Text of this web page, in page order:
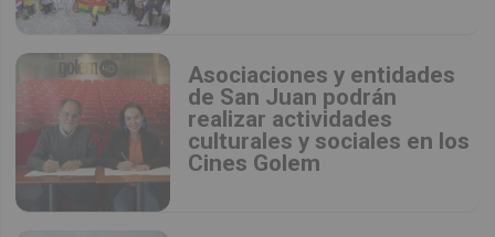
Asociaciones y entidades
de San Juan podrán
realizar actividades
culturales y sociales en los
Cines Golem